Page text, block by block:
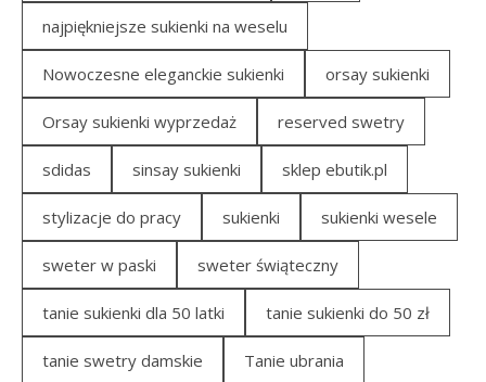
najpiękniejsze sukienki na weselu
Nowoczesne eleganckie sukienki orsay sukienki
Orsay sukienki wyprzedaż reserved swetry
sdidas sinsay sukienki sklep ebutik.pl
stylizacje do pracy sukienki sukienki wesele
sweter w paski sweter świąteczny
tanie sukienki dla 50 latki tanie sukienki do 50 zł
tanie swetry damskie Tanie ubrania